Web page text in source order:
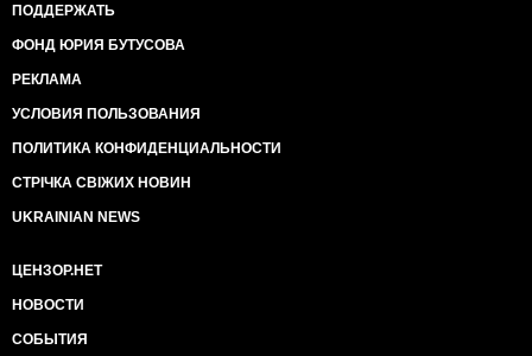
ПОДДЕРЖАТЬ
ФОНД ЮРИЯ БУТУСОВА
РЕКЛАМА
УСЛОВИЯ ПОЛЬЗОВАНИЯ
ПОЛИТИКА КОНФИДЕНЦИАЛЬНОСТИ
СТРІЧКА СВІЖИХ НОВИН
UKRAINIAN NEWS
ЦЕНЗОР.НЕТ
НОВОСТИ
СОБЫТИЯ